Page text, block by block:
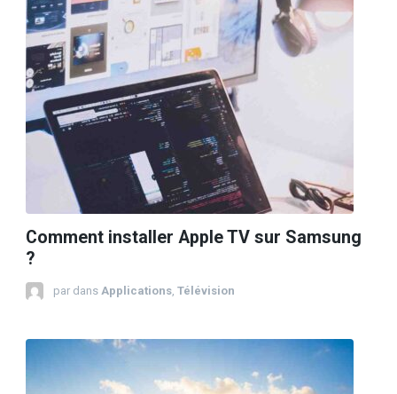
Comment installer Apple TV sur Samsung
?
par dans Applications Télévision